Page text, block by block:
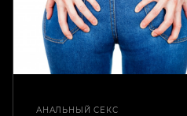
АНАЛЬНЫЙ СЕКС